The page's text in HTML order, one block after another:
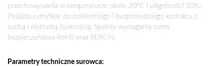
przechowywania w temperaturze około 20°C i wilgotności 50%.
Posiada certyfikat do pośredniego i bezpośredniego kontaktu z
suchą i nietłustą żywnością. Spełnia wymagania norm
bezpieczeństwa RoHS oraz REACH.
Parametry techniczne surowca: